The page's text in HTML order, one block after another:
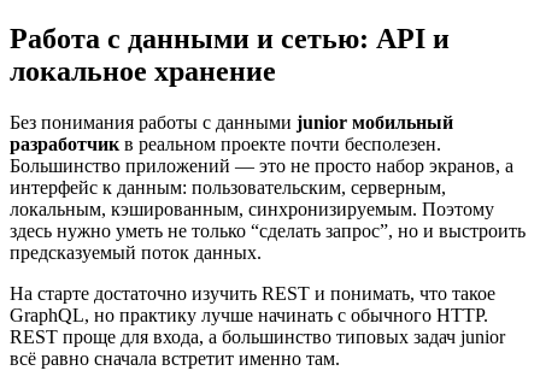
Работа с данными и сетью: API и
локальное хранение
Без понимания работы с данными junior мобильный
разработчик в реальном проекте почти бесполезен.
Большинство приложений — это не просто набор экранов, а
интерфейс к данным: пользовательским, серверным,
локальным, кэшированным, синхронизируемым. Поэтому
здесь нужно уметь не только “сделать запрос”, но и выстроить
предсказуемый поток данных.
На старте достаточно изучить REST и понимать, что такое
GraphQL, но практику лучше начинать с обычного HTTP.
REST проще для входа, а большинство типовых задач junior
всё равно сначала встретит именно там.